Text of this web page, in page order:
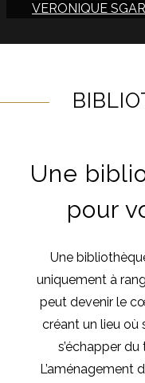
VERONIQUE
Une
pour
Une
uniquement à
peut devenir le
créant un lieu où
s’échapper
L’aménagement